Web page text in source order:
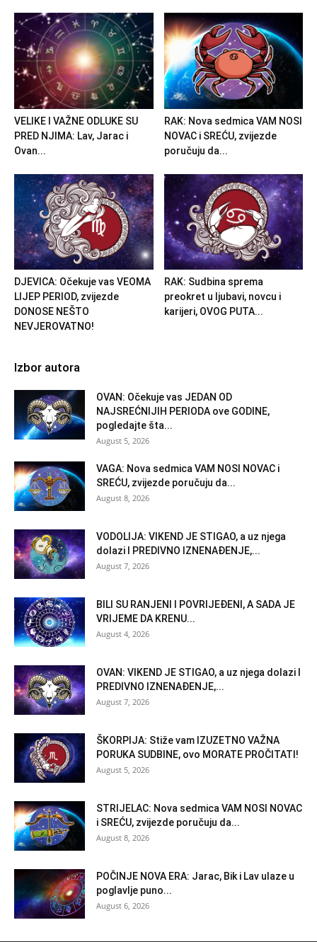
VELIKE I VAŽNE ODLUKE SU
PRED NJIMA: Lav, Jarac i
Ovan...
RAK: Nova sedmica VAM NOSI
NOVAC i SREĆU, zvijezde
poručuju da...
DJEVICA: Očekuje vas VEOMA
LIJEP PERIOD, zvijezde
DONOSE NEŠTO
NEVJEROVATNO!
RAK: Sudbina sprema
preokret u ljubavi, novcu i
karijeri, OVOG PUTA...
Izbor autora
OVAN: Očekuje vas JEDAN OD
NAJSREĆNIJIH PERIODA ove GODINE,
pogledajte šta...
August 5, 2026
VAGA: Nova sedmica VAM NOSI NOVAC i
SREĆU, zvijezde poručuju da...
August 8, 2026
VODOLIJA: VIKEND JE STIGAO, a uz njega
dolazi I PREDIVNO IZNENAĐENJE,...
August 7, 2026
BILI SU RANJENI I POVRIJEĐENI, A SADA JE
VRIJEME DA KRENU...
August 4, 2026
OVAN: VIKEND JE STIGAO, a uz njega dolazi I
PREDIVNO IZNENAĐENJE,...
August 7, 2026
ŠKORPIJA: Stiže vam IZUZETNO VAŽNA
PORUKA SUDBINE, ovo MORATE PROČITATI!
August 5, 2026
STRIJELAC: Nova sedmica VAM NOSI NOVAC
i SREĆU, zvijezde poručuju da...
August 8, 2026
POČINJE NOVA ERA: Jarac, Bik i Lav ulaze u
poglavlje puno...
August 6, 2026